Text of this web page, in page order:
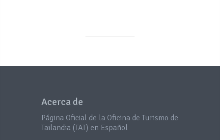
Acerca de
Página Oficial de la Oficina de Turismo de
Tailandia (TAT) en Español